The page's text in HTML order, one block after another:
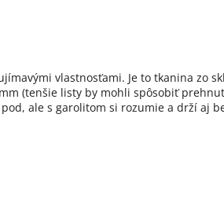
vlastnosťami. Je to tkanina zo
(tenšie listy by mohli spôsobiť
ale s garolitom si rozumie a drží aj